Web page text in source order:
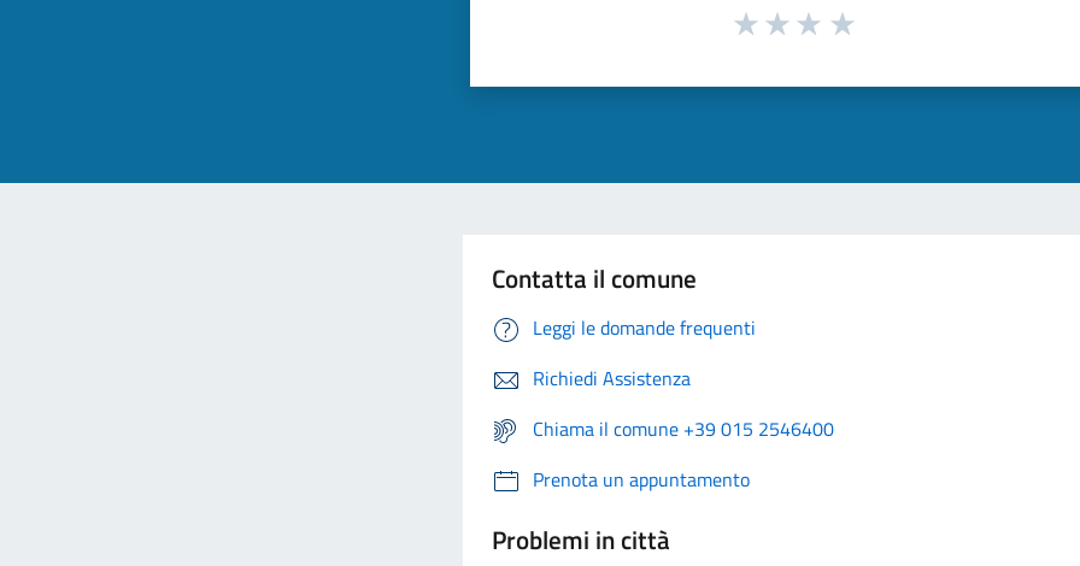
Contatta il comune
Leggi le domande frequenti
Richiedi Assistenza
Chiama il comune +39 015 2546400
Prenota un appuntamento
Problemi in città